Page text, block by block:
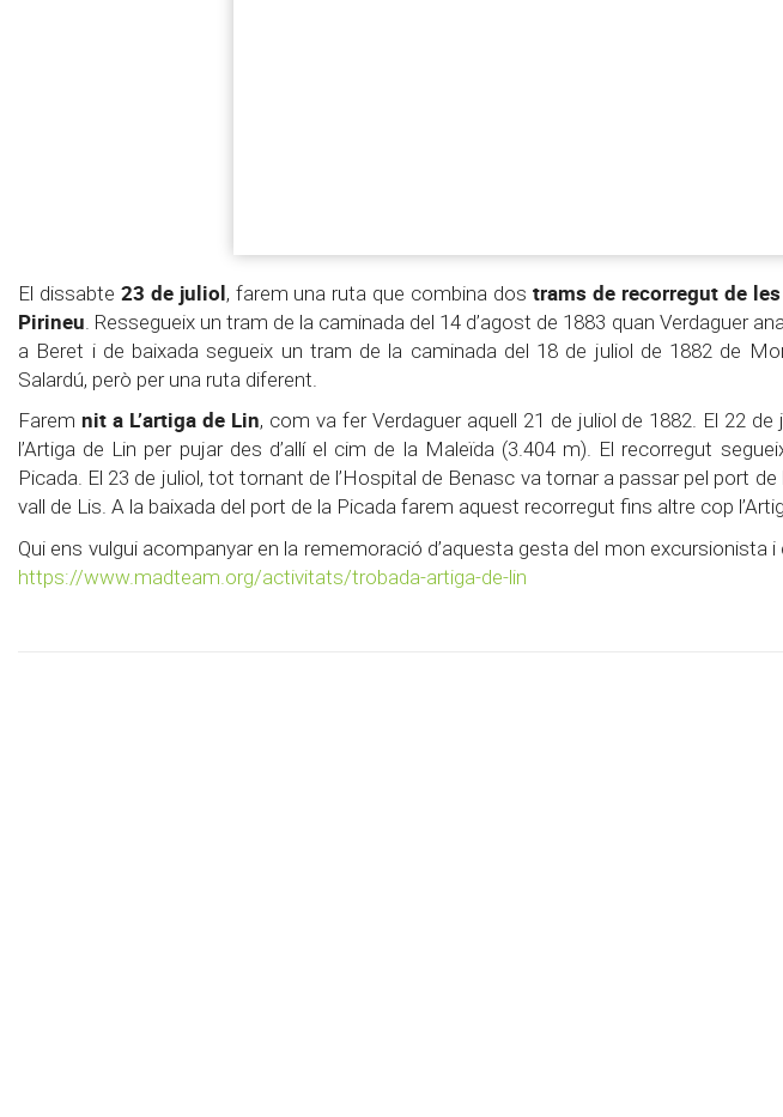
El dissabte 23 de juliol, farem una ruta que combina dostrams de recorregut de
Pirineu. Ressegueix un tram de la caminada del 14 d’agost de 1883 quan Verdaguer
a Beret i de baixada segueix un tram de la caminada del 18 de juliol de 1882 de
Salardú, però per una ruta diferent.
Farem nit a L’artiga de Lin, com va fer Verdaguer aquell 21 de juliol de 1882. El 22
l’Artiga de Lin per pujar des d’allí el cim de la Maleïda (3.404 m). El recorregut
Picada. El 23 de juliol, tot tornant de l’Hospital de Benasc va tornar a passar pel port
vall de Lis. A la baixada del port de la Picada farem aquest recorregut fins altre cop
Qui ens vulgui acompanyar en la rememoració d’aquesta gesta del mon excursionista i
https://www.madteam.org/activitats/trobada-artiga-de-lin